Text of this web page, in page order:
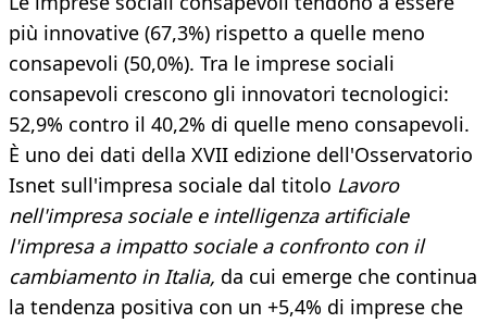
più innovative (67,3%) rispetto a quelle meno
consapevoli (50,0%). Tra le imprese sociali
consapevoli crescono gli innovatori tecnologici:
52,9% contro il 40,2% di quelle meno consapevoli.
È uno dei dati della XVII edizione dell'Osservatorio
Isnet sull'impresa sociale dal titolo Lavoro
nell'impresa sociale e intelligenza artificiale
l'impresa a impatto sociale a confronto con il
cambiamento in Italia, da cui emerge che continua
la tendenza positiva con un +5,4% di imprese che